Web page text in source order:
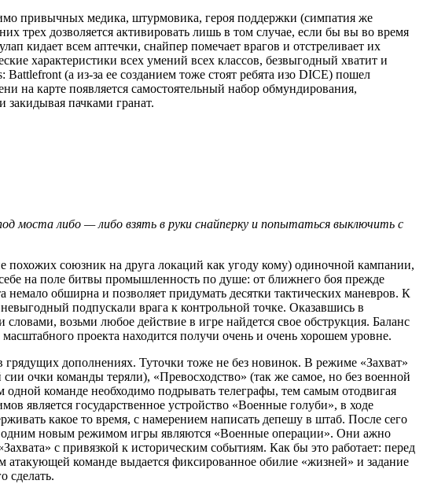
привычных медика, штурмовика, героя поддержки (симпатия же
трех дозволяется активировать лишь в том случае, если бы вы во время
кидает всем аптечки, снайпер помечает врагов и отстреливает их
характеристики всех умений всех классов, безвыгодный хватит и
(а из-за ее созданием тоже стоят ребята изо DICE) пошел
на карте появляется самостоятельный набор обмундирования,
закидывая пачками гранат.
моста либо — либо взять в руки снайперку и попытаться выключить с
похожих союзник на друга локаций как угоду кому) одиночной кампании,
на поле битвы промышленность по душе: от ближнего боя прежде
обширна и позволяет придумать десятки тактических маневров. К
подпускали врага к контрольной точке. Оказавшись в
возьми любое действие в игре найдется свое обструкция. Баланс
проекта находится получи очень и очень хорошем уровне.
дополнениях. Туточки тоже не без новинок. В режиме «Захват»
очки команды теряли), «Превосходство» (так же самое, но без военной
команде необходимо подрывать телеграфы, тем самым отодвигая
является государственное устройство «Военные голуби», в ходе
какое то время, с намерением написать депешу в штаб. После сего
одним новым режимом игры являются «Военные операции». Они ажно
с привязкой к историческим событиям. Как бы это работает: перед
команде выдается фиксированное обилие «жизней» и задание
сделать.